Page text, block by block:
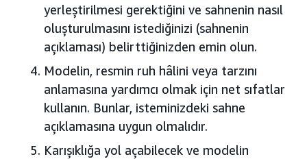
yerleştirilmesi gerektiğini ve sahnenin nasıl
oluşturulmasını istediğinizi (sahnenin
açıklaması) belirttiğinizden emin olun.
Modelin, resmin ruh hâlini veya tarzını
anlamasına yardımcı olmak için net sıfatlar
kullanın. Bunlar, isteminizdeki sahne
açıklamasına uygun olmalıdır.
Karışıklığa yol açabilecek ve modelin